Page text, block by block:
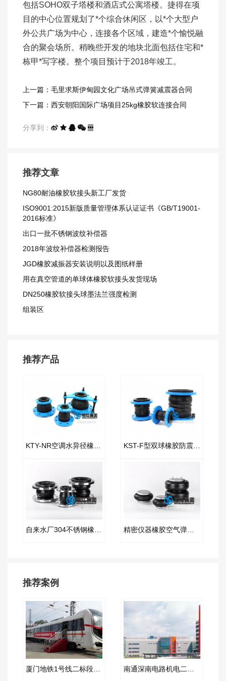
包括SOHO双子塔楼和酒店式公寓塔楼。捷得在项
目的中心位置规划了*个综合休闲区，以*个大型户
外公共广场为中心，连接各个区域，建造*个愉悦融
合的聚会场所。稍晚些开发的地块北面包括住宅和*
栋甲*写字楼。整个项目预计于2018年竣工。
上一篇：毛里求斯伊甸园文化广场吊式弹簧减震器合同
下一篇：西安朝阳国际广场项目25kg橡胶软连接合同
分享到：
推荐文章
NG80耐油橡胶软接头​新工厂发货
ISO9001:2015新版质量管理体系认证证书《GB/T19001-
2016标准》
出口一批不锈钢波纹补偿器
2018年波纹补偿器检测报告
JGD橡胶减振器安装说明以及图纸样册
用在真空管道的单球体橡胶软接头发货现场
DN250橡胶软接头球墨法兰强度检测
组装区
推荐产品
推荐案例